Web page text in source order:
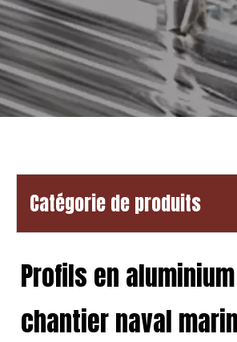
Catégorie de produits
Profils en
chantier naval marin